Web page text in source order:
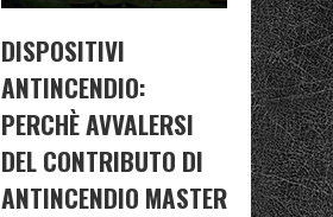
DISPOSITIVI
ANTINCENDIO:
PERCHÈ AVVALERSI
DEL CONTRIBUTO DI
ANTINCENDIO MASTER